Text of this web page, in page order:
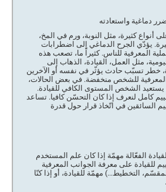
دماغية واستعادته
أنواع كثيرة، مثل النوبة، ورم في المخ،
يؤدّي الجرح الدماغي إلى اضطرابات
المعرفية للناس. كثيراً ما، تصعب هذه
مثل العمل، القيادة، الذهاب إلى
خطر تسبّب حادث يؤثّر في نفسه أو الآخرين
المعرفية للشخص منخفضة. في بعض الحالات،
يستعيد الشخص المستوى الكافي للقيادة.
كامل لنعرف إذا كان التحسّن كافيا. تساعد
السائقين في اتّخاذ قرار حول قدرة
الفعّالة مهمّة إذا كان علم المستخدم
للقيادة على معرفة الجوانب المعرفية
التخطيط...) مهمّة للقيادة، أو إذا كنّا